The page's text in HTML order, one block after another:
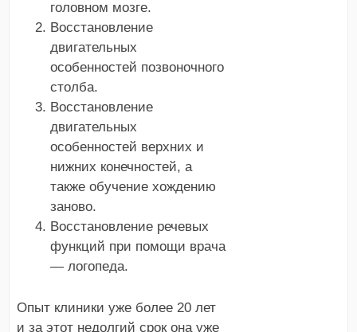
головном мозге.
Восстановление
двигательных
особенностей позвоночного
столба.
Восстановление
двигательных
особенностей верхних и
нижних конечностей, а
также обучение хождению
заново.
Восстановление речевых
функций при помощи врача
— логопеда.
Опыт клиники уже более 20 лет
и за этот недолгий срок она уже